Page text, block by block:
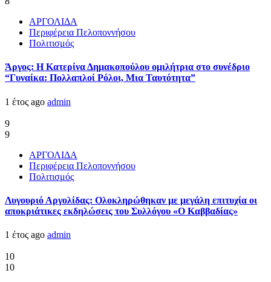
ΑΡΓΟΛΙΔΑ
Περιφέρεια Πελοποννήσου
Πολιτισμός
Άργος: Η Κατερίνα Δημακοπούλου ομιλήτρια στο συνέδριο
“Γυναίκα: Πολλαπλοί Ρόλοι, Μια Ταυτότητα”
1 έτος ago admin
9
9
ΑΡΓΟΛΙΔΑ
Περιφέρεια Πελοποννήσου
Πολιτισμός
Λυγουριό Αργολίδας: Ολοκληρώθηκαν με μεγάλη επιτυχία οι
αποκριάτικες εκδηλώσεις του Συλλόγου «Ο Καββαδίας»
1 έτος ago admin
10
10